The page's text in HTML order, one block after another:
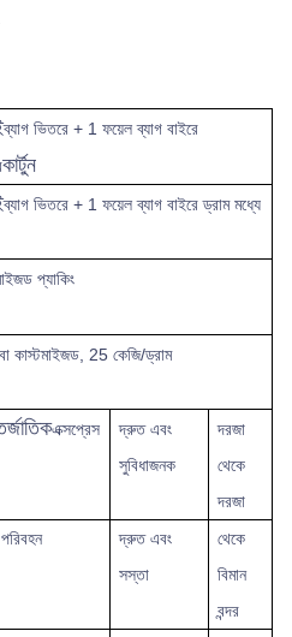
ব্যাগ ভিতরে + 1 ফয়েল ব্যাগ বাইরে
কার্টুন
ব্যাগ ভিতরে + 1 ফয়েল ব্যাগ বাইরে ড্রাম মধ্যে
প্যাকিং
কাস্টমাইজড, 25 কেজি/ড্রাম
এক্সপ্রেস দ্রুত এবং
সুবিধাজনক
দরজা
থেকে
দরজা
দ্রুত এবং
সস্তা
থেকে
বিমান
বন্দর